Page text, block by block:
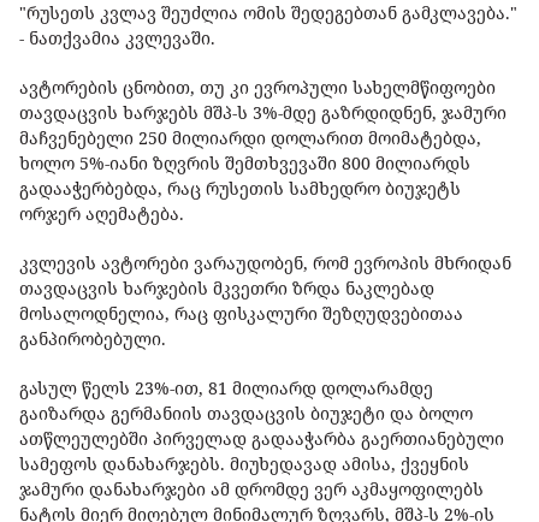
"რუსეთს კვლავ შეუძლია ომის შედეგებთან გამკლავება."
- ნათქვამია კვლევაში.
ავტორების ცნობით, თუ კი ევროპული სახელმწიფოები
თავდაცვის ხარჯებს მშპ-ს 3%-მდე გაზრდიდნენ, ჯამური
მაჩვენებელი 250 მილიარდი დოლარით მოიმატებდა,
ხოლო 5%-იანი ზღვრის შემთხვევაში 800 მილიარდს
გადააჭერბებდა, რაც რუსეთის სამხედრო ბიუჯეტს
ორჯერ აღემატება.
კვლევის ავტორები ვარაუდობენ, რომ ევროპის მხრიდან
თავდაცვის ხარჯების მკვეთრი ზრდა ნაკლებად
მოსალოდნელია, რაც ფისკალური შეზღუდვებითაა
განპირობებული.
გასულ წელს 23%-ით, 81 მილიარდ დოლარამდე
გაიზარდა გერმანიის თავდაცვის ბიუჯეტი და ბოლო
ათწლეულებში პირველად გადააჭარბა გაერთიანებული
სამეფოს დანახარჯებს. მიუხედავად ამისა, ქვეყნის
ჯამური დანახარჯები ამ დრომდე ვერ აკმაყოფილებს
ნატოს მიერ მიღებულ მინიმალურ ზღვარს, მშპ-ს 2%-ის